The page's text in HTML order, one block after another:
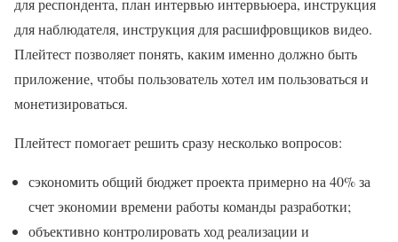
для респондента, план интервью интервьюера, инструкция
для наблюдателя, инструкция для расшифровщиков видео.
Плейтест позволяет понять, каким именно должно быть
приложение, чтобы пользователь хотел им пользоваться и
монетизироваться.
Плейтест помогает решить сразу несколько вопросов:
сэкономить общий бюджет проекта примерно на 40% за
счет экономии времени работы команды разработки;
объективно контролировать ход реализации и